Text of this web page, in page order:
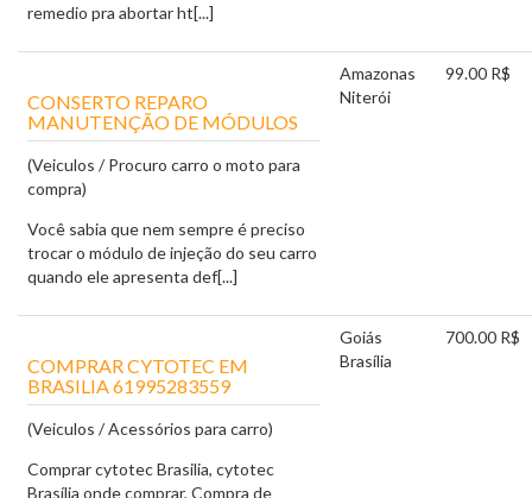
remedio pra abortar ht[...]
CONSERTO REPARO
MANUTENÇÃO DE MÓDULOS
(Veiculos / Procuro carro o moto para
compra)
Você sabia que nem sempre é preciso
trocar o módulo de injeção do seu carro
quando ele apresenta def[...]
Amazonas
Niterói
99.00 R$
COMPRAR CYTOTEC EM
BRASILIA 61995283559
(Veiculos / Acessórios para carro)
Comprar cytotec Brasilia, cytotec
Brasília onde comprar, Compra de
Goiás
Brasília
700.00 R$